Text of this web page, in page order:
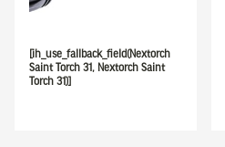
[ih_use_fallback_field(Nextorch
Saint Torch 31, Nextorch Saint
Torch 31)]